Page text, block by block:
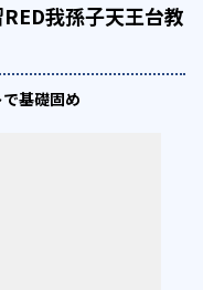
我孫子天王台教
基礎固め